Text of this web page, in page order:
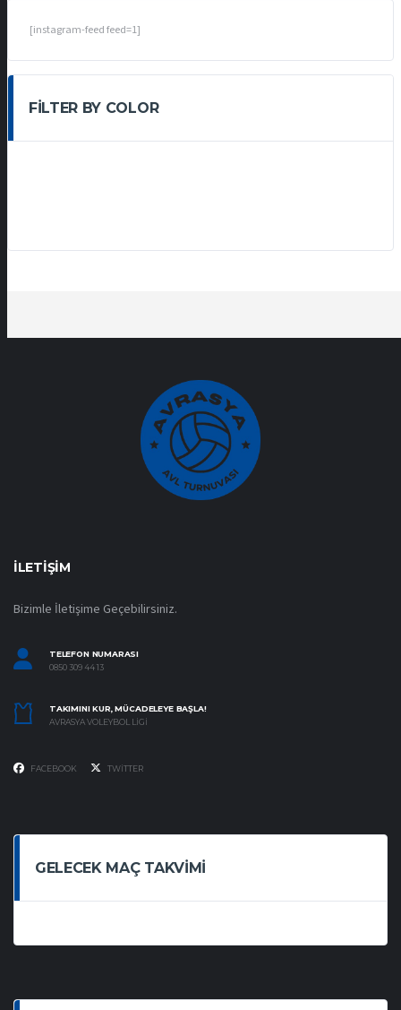
[instagram-feed feed=1]
FILTER BY COLOR
İLETIŞIM
Bizimle İletişime Geçebilirsiniz.
TELEFON NUMARASI
0850 309 44 13
TAKIMINI KUR, MÜCADELEYE BAŞLA!
AVRASYA VOLEYBOL LIGI
FACEBOOK TWITTER
GELECEK MAÇ TAKVIMI